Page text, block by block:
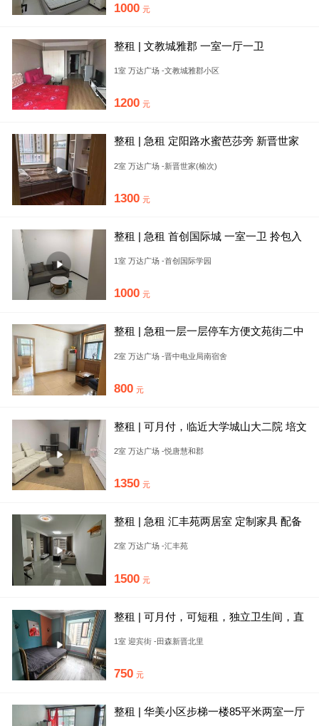
1000 元
整租 | 文教城雅郡 一室一厅一卫
1室 万达广场 -文教城雅郡小区
1200 元
整租 | 急租 定阳路水蜜芭莎旁 新晋世家
2室 万达广场 -新晋世家(榆次)
1300 元
整租 | 急租 首创国际城 一室一卫 拎包入
1室 万达广场 -首创国际学园
1000 元
整租 | 急租一层一层停车方便文苑街二中
2室 万达广场 -晋中电业局南宿舍
800 元
整租 | 可月付，临近大学城山大二院 培文
2室 万达广场 -悦唐慧和郡
1350 元
整租 | 急租 汇丰苑两居室 定制家具 配备
2室 万达广场 -汇丰苑
1500 元
整租 | 可月付，可短租，独立卫生间，直
1室 迎宾街 -田森新晋北里
750 元
整租 | 华美小区步梯一楼85平米两室一厅